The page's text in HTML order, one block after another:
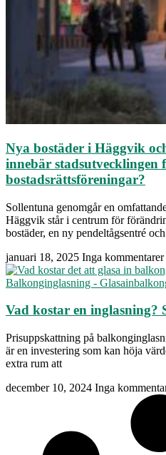
Nya bostäder i Häggvik
innebär stadsutvecklingen
bostadsrättsföreningar?
Sollentuna genomgår en
Häggvik står i centrum för
bostäder, en ny pendeltågsentré
januari 18, 2025 Inga kommentarer
Vad kostar en inglasning?
Prisuppskattning på
är en investering som kan höja
extra rum att
december 10, 2024 Inga